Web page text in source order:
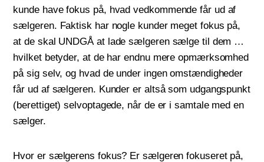
kunde have fokus på, hvad vedkommende får ud af
sælgeren. Faktisk har nogle kunder meget fokus på,
at de skal UNDGÅ at lade sælgeren sælge til dem …
hvilket betyder, at de har endnu mere opmærksomhed
på sig selv, og hvad de under ingen omstændigheder
får ud af sælgeren. Kunder er altså som udgangspunkt
(berettiget) selvoptagede, når de er i samtale med en
sælger.
Hvor er sælgerens fokus? Er sælgeren fokuseret på,